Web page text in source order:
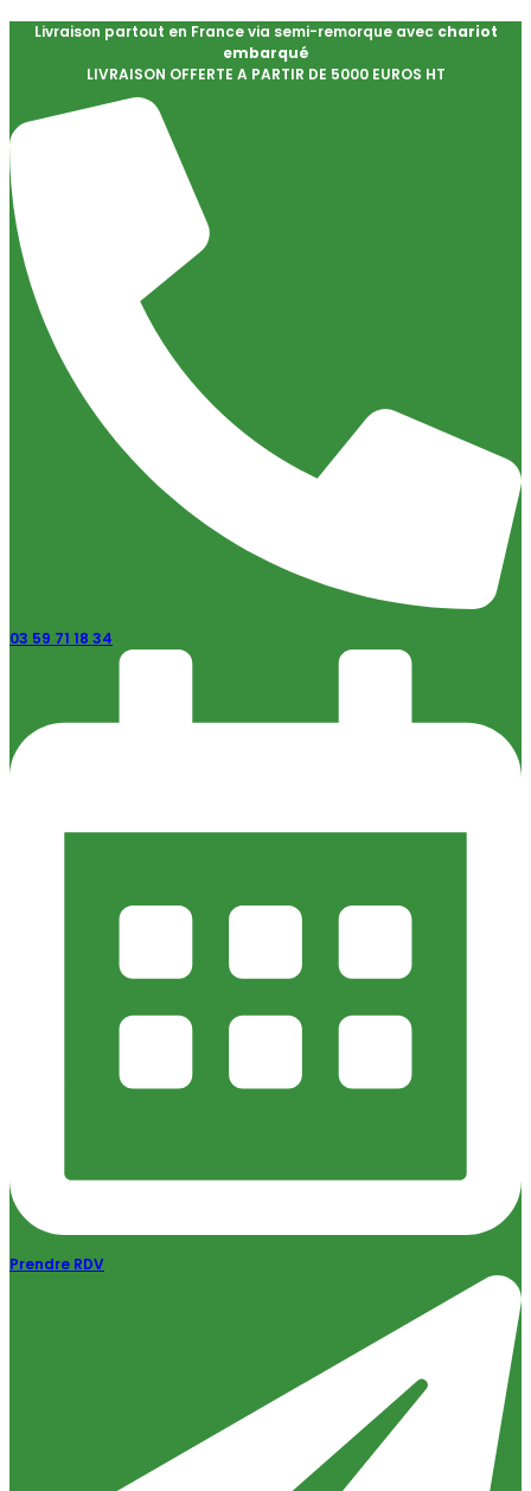
Livraison partout en France via semi-remorque avec chariot
embarqué
LIVRAISON OFFERTE A PARTIR DE 5000 EUROS HT
03 59 71 18 34
Prendre RDV